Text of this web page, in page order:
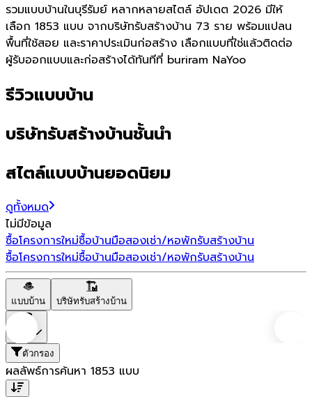
รวมแบบบ้านในบุรีรัมย์ หลากหลายสไตล์ อัปเดต 2026 มีให้
เลือก 1853 แบบ จากบริษัทรับสร้างบ้าน 73 ราย พร้อมแปลน
พื้นที่ใช้สอย และราคาประเมินก่อสร้าง เลือกแบบที่ใช่แล้วติดต่อ
ผู้รับออกแบบและก่อสร้างได้ทันทีที่ buriram NaYoo
รีวิวแบบบ้าน
บริษัทรับสร้างบ้านชั้นนำ
สไตล์แบบบ้านยอดนิยม
ดูทั้งหมด
ไม่มีข้อมูล
ซื้อโครงการใหม่ซื้อบ้านมือสองเช่า/หอพักรับสร้างบ้าน
ซื้อโครงการใหม่ซื้อบ้านมือสองเช่า/หอพักรับสร้างบ้าน
แบบบ้าน บริษัทรับสร้างบ้าน
ตัวกรอง
ผลลัพธ์การค้นหา 1853 แบบ